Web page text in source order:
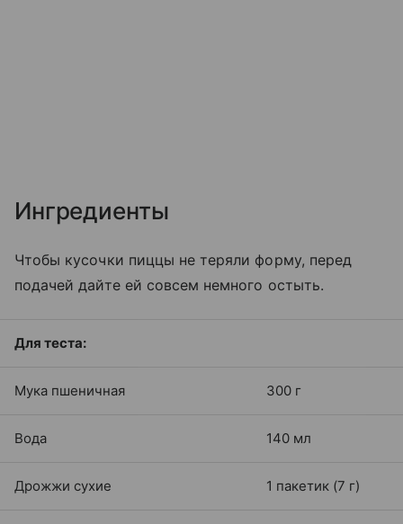
Ингредиенты
Чтобы кусочки пиццы не теряли форму, перед
подачей дайте ей совсем немного остыть.
Для теста:
Мука пшеничная 300 г
Вода 140 мл
Дрожжи сухие 1 пакетик (7 г)